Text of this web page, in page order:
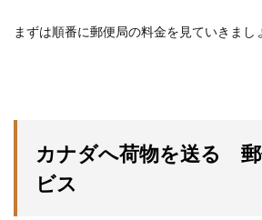
まずは順番に郵便局の料金を見ていきまし
カナダへ荷物を送る
ビス